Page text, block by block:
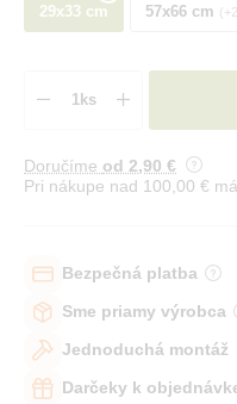
29x33 cm 57x66 cm
Doručíme od 2,90 €
Pri nákupe nad 100,00 €
Bezpečná platba
Sme priamy výrobca
Jednoduchá montáž
Darčeky k